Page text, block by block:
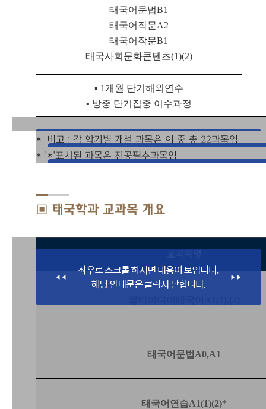
태국어문법B1
태국어작문A2
태국어작문B1
태국사회문화콘텐츠(1)(2)
▪ 1 개월 단기해외연수
▪ 방중 단기집중 이수과정
*
비고 : 각 학기별 개설 과목은 이 중 총 22과목임
* '*'표시된 과목은 전공필수과목임
▣ 태국학과 교과목 개요
태국어문법 A0,A1
태국어연습A1(1)(2)*